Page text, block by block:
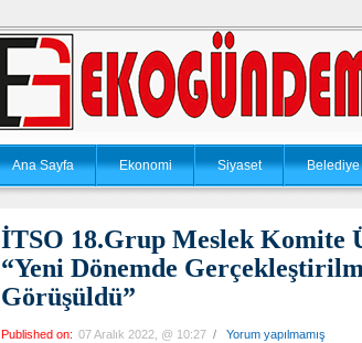
Ana Sayfa Ekonomi Siyaset Belediye
İTSO 18.Grup Meslek Komite
“Yeni Dönemde
Görüşüldü”
Published on: 07 Aralık 2022, @ 10:27 / Yorum yapılmamış